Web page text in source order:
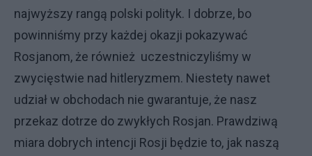
najwyższy rangą polski polityk. I dobrze, bo
powinniśmy przy każdej okazji pokazywać
Rosjanom, że również uczestniczyliśmy w
zwycięstwie nad hitleryzmem. Niestety nawet
udział w obchodach nie gwarantuje, że nasz
przekaz dotrze do zwykłych Rosjan. Prawdziwą
miara dobrych intencji Rosji będzie to, jak naszą